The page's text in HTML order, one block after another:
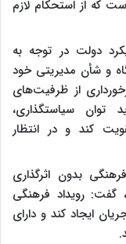
که از استحکام لازم
دولت در توجه به
و شأن مدیریتی خود
از ظرفیت‌های
توان سیاستگذاری،
کند و در انتظار
بدون اثرگذاری
گفت: رویداد فرهنگی
ایجاد کند و دارای